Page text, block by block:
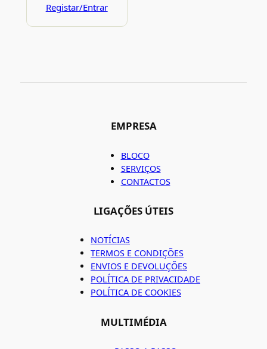
Registar/Entrar
EMPRESA
BLOCO
SERVIÇOS
CONTACTOS
LIGAÇÕES ÚTEIS
NOTÍCIAS
TERMOS E CONDIÇÕES
ENVIOS E DEVOLUÇÕES
POLÍTICA DE PRIVACIDADE
POLÍTICA DE COOKIES
MULTIMÉDIA